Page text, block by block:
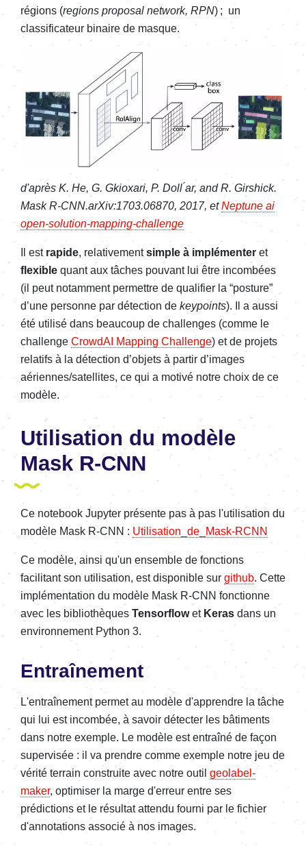
régions (regions proposal network, RPN) ; un
classificateur binaire de masque.
d'après K. He, G. Gkioxari, P. Doll ́ar, and R. Girshick.
Mask R-CNN.arXiv:1703.06870, 2017, etNeptune ai
open-solution-mapping-challenge
Il est rapide, relativementsimple à implémenter et
flexible quant aux tâches pouvant lui être incombées
(il peut notamment permettre de qualifier la “posture”
d’une personne par détection de keypoints). Il a aussi
été utilisé dans beaucoup de challenges (comme le
challenge CrowdAI Mapping Challenge) et de projets
relatifs à la détection d’objets à partir d’images
aériennes/satellites, ce qui a motivé notre choix de ce
modèle.
Utilisation du modèle
Mask R-CNN
Ce notebook Jupyter présente pas à pas l'utilisation du
modèle Mask R-CNN : Utilisation_de_Mask-RCNN
Ce modèle, ainsi qu'un ensemble de fonctions
facilitant son utilisation, est disponible sur github. Cette
implémentation du modèle Mask R-CNN fonctionne
avec les bibliothèques Tensorflowet Keras dans un
environnement Python 3.
Entraînement
L'entraînement permet au modèle d'apprendre la tâche
qui lui est incombée, à savoir détecter les bâtiments
dans notre exemple. Le modèle est entraîné de façon
supervisée : il va prendre comme exemple notre jeu de
vérité terrain construite avec notre outilgeolabel-
maker, optimiser la marge d'erreur entre ses
prédictions et le résultat attendu fourni par le fichier
d'annotations associé à nos images.